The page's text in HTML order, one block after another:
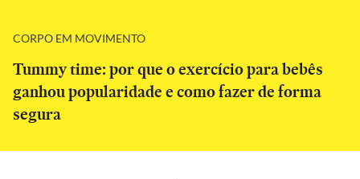
CORPO EM MOVIMENTO
Tummy time: por que o exercício para bebês
ganhou popularidade e como fazer de forma
segura